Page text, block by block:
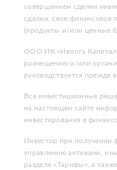
совершением сделки
сделки, свое финансовое
(продукты и/или ценные
ООО ИК «Иволга
размещению и/или
руководствуется прежде
Все инвестиционные
на настоящем сайте
инвестирования в
Инвестор при получении
управлению активами,
разделе «Тарифы», а